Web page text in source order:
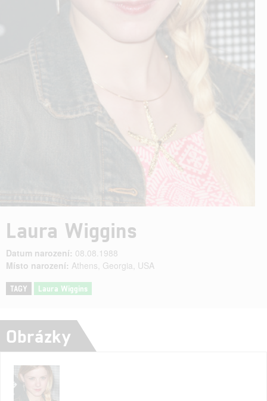
Laura Wiggins
Datum narození: 08.08.1988
Místo narození: Athens, Georgia, USA
TAGY Laura Wiggins
Obrázky